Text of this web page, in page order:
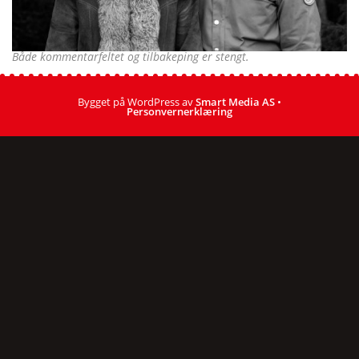
Både kommentarfeltet og tilbakeping er stengt.
Bygget på WordPress avSmart Media AS •
Personvernerklæring